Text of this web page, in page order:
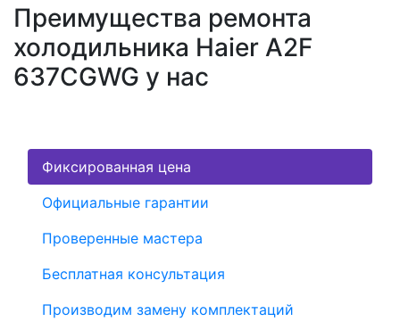
Преимущества ремонта
холодильника Haier A2F
637CGWG у нас
Фиксированная цена
Официальные гарантии
Проверенные мастера
Бесплатная консультация
Производим замену комплектаций